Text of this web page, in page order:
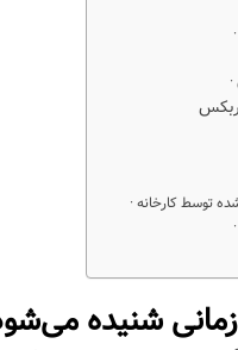
شنیده